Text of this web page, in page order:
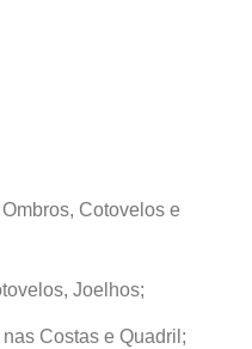
Cotovelos e
Joelhos;
Costas e Quadril;